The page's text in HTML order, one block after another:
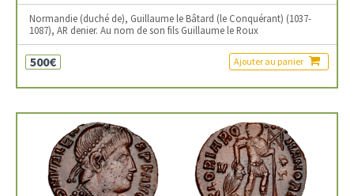
Normandie (duché de), Guillaume le Bâtard (le Conquérant) (1037-
1087), AR denier. Au nom de son fils Guillaume le Roux
500€ Ajouter au panier